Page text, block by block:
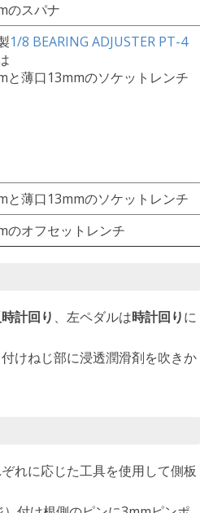
のスパナ
1/8 BEARING ADJUSTER PT-4
と薄口13mmのソケットレンチ
と薄口13mmのソケットレンチ
のオフセットレンチ
計回り 、左ペダルは時計回りに
けねじ部に浸透潤滑剤を吹きか
れに応じた工具を使用して側板